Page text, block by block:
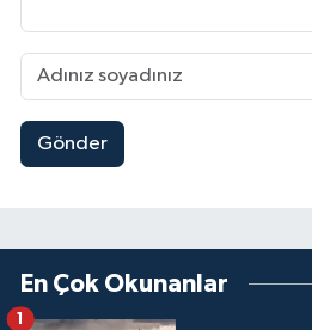
Gönder
En Çok Okunanlar
1